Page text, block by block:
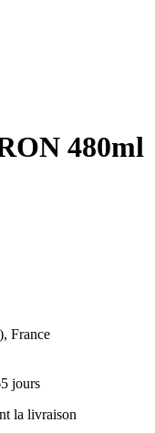
480ml
France
jours
la livraison